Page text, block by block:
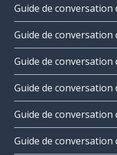
Guide de conversation
Guide de conversation
Guide de conversation
Guide de conversation
Guide de conversation
Guide de conversation